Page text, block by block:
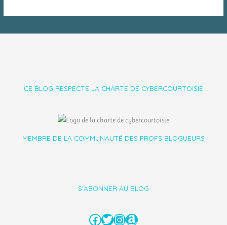
CE BLOG RESPECTE LA CHARTE DE CYBERCOURTOISIE
MEMBRE DE LA COMMUNAUTÉ DES PROFS BLOGUEURS
S'ABONNER AU BLOG
Facebook
Twitter
Instagram
Amazon